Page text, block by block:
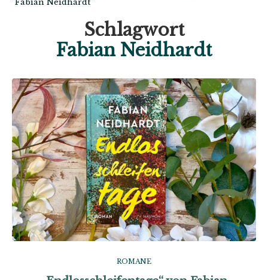
"Fabian Neidhardt"
Schlagwort
Fabian Neidhardt
ROMANE